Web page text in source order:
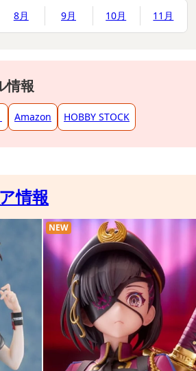
8月 9月 10月 11月
情報
Amazon HOBBY STOCK
情報
NEW